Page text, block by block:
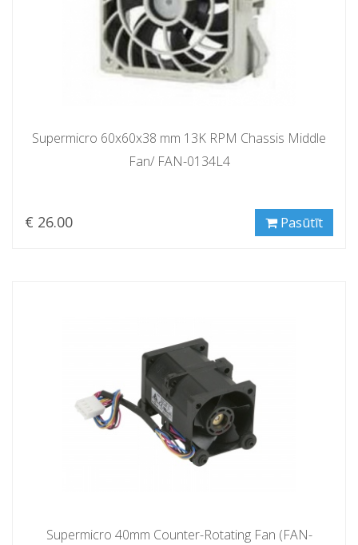
Supermicro 60x60x38 mm 13K RPM Chassis Middle
Fan/ FAN-0134L4
€ 26.00 Pasūtīt
Supermicro 40mm Counter-Rotating Fan (FAN-